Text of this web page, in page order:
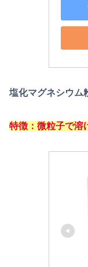
塩化マグネシウム
特徴：微粒子で溶